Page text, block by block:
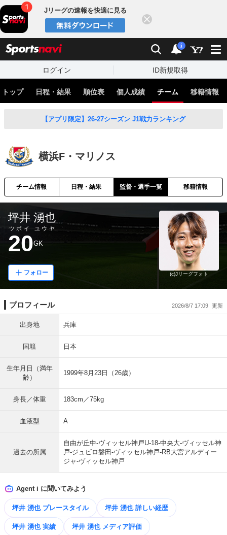
Jリーグの速報を快適に見る
検索 通知
i
ログイン ID新規取得
トップ 日程・結果 順位表 個人成績 チーム 移籍情報
【アプリ限定】26-27シーズン J1戦力ランキング
横浜F・マリノス
チーム情報 日程・結果 監督・選手一覧 移籍情報
坪井 湧也
ツボイ ユウヤ
20GK
フォロー (c)Jリーグフォト
プロフィール 2026/8/7 17:09
出身地 兵庫
国籍 日本
生年月日（満年
齢）
1999年8月23日（26歳）
身長／体重 183cm／75kg
血液型 A
過去の所属
自由が丘中-ヴィッセル神戸U-18-中央大-ヴィッセル神
戸-ジュビロ磐田-ヴィッセル神戸-RB大宮アルディー
ジャ-ヴィッセル神戸
Agent i に聞いてみよう
坪井 湧也 プレースタイル 坪井 湧也 詳しい経歴
坪井 湧也 実績 坪井 湧也 メディア評価